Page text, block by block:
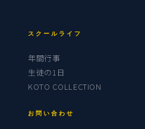
スクールライフ
年間行事
生徒の1日
KOTO COLLECTION
お問い合わせ